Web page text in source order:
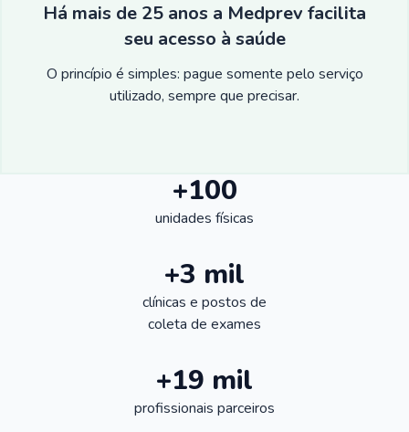
Há mais de 25 anos a Medprev facilita
seu acesso à saúde
O princípio é simples: pague somente pelo serviço
utilizado, sempre que precisar.
+100
unidades físicas
+3 mil
clínicas e postos de
coleta de exames
+19 mil
profissionais parceiros